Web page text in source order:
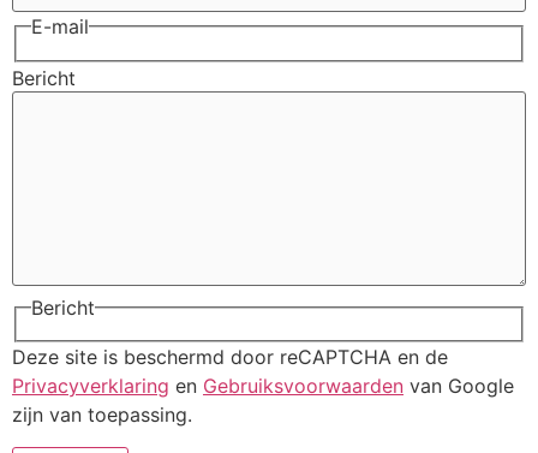
E-mail
Bericht
Bericht
Deze site is beschermd door reCAPTCHA en de
Privacyverklaring en Gebruiksvoorwaarden van Google
zijn van toepassing.